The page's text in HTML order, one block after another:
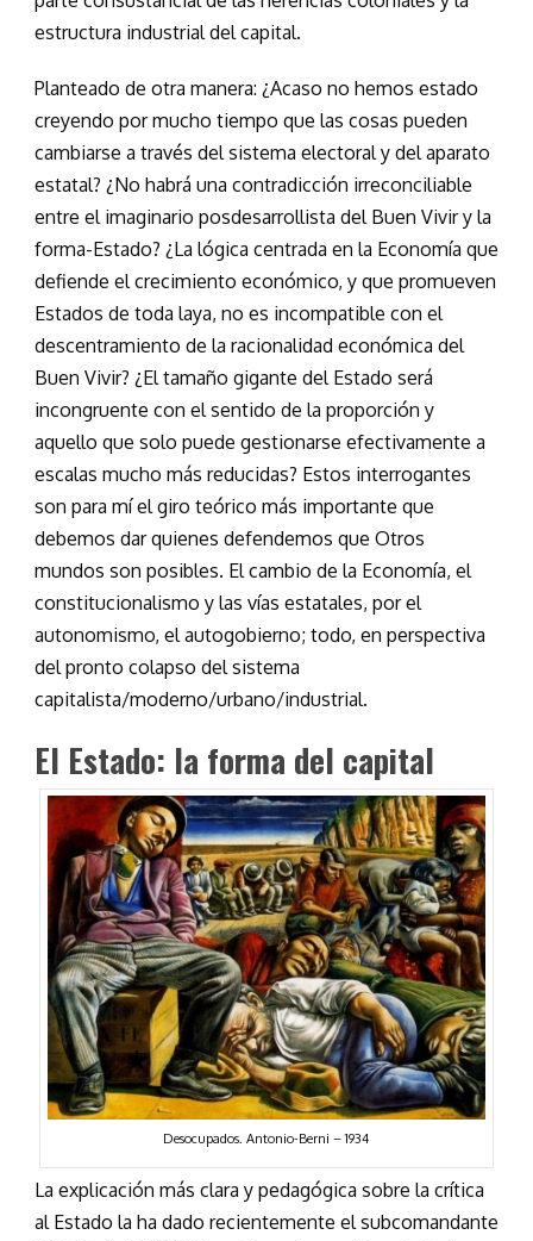
estructura industrial del capital.
Planteado de otra manera: ¿Acaso no hemos estado
creyendo por mucho tiempo que las cosas pueden
cambiarse a través del sistema electoral y del aparato
estatal? ¿No habrá una contradicción irreconciliable
entre el imaginario posdesarrollista del Buen Vivir y la
forma-Estado? ¿La lógica centrada en la Economía que
defiende el crecimiento económico, y que promueven
Estados de toda laya, no es incompatible con el
descentramiento de la racionalidad económica del
Buen Vivir? ¿El tamaño gigante del Estado será
incongruente con el sentido de la proporción y
aquello que solo puede gestionarse efectivamente a
escalas mucho más reducidas? Estos interrogantes
son para mí el giro teórico más importante que
debemos dar quienes defendemos que Otros
mundos son posibles. El cambio de la Economía, el
constitucionalismo y las vías estatales, por el
autonomismo, el autogobierno; todo, en perspectiva
del pronto colapso del sistema
capitalista/moderno/urbano/industrial.
El Estado: la forma del capital
Desocupados. Antonio-Berni – 1934
La explicación más clara y pedagógica sobre la crítica
al Estado la ha dado recientemente el subcomandante